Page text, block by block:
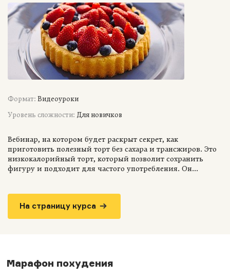
Формат: Видеоуроки
Уровень сложности: Для новичков
Вебинар, на котором будет раскрыт секрет, как
приготовить полезный торт без сахара и трансжиров. Это
низкокалорийный торт, который позволит сохранить
фигуру и подходит для частого употребления. Он...
На страницу курса
Марафон похудения